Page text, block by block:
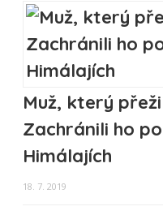
Muž, který
Zachránili ho
Himálajích
18. 7. 2019